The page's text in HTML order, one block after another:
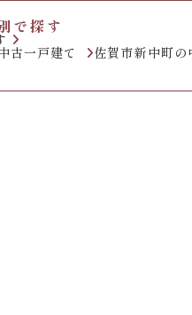
で探す
古一戸建て 佐賀市新中町の